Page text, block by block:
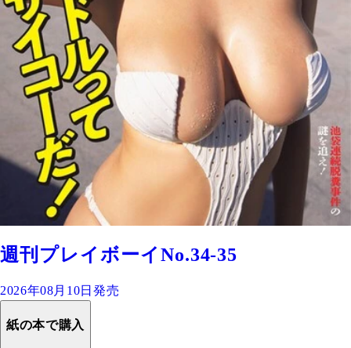
週刊プレイボーイNo.34-35
2026年08月10日発売
紙の本で購入